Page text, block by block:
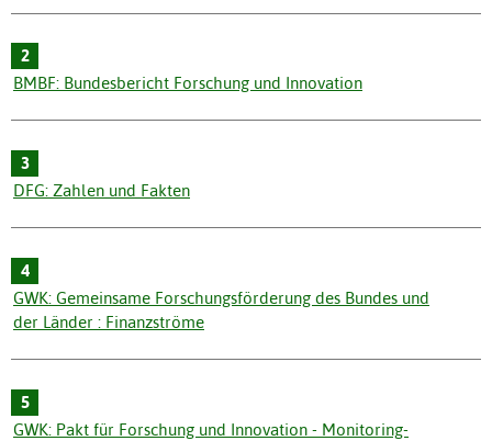
2
BMBF: Bundesbericht Forschung und Innovation
3
DFG: Zahlen und Fakten
4
GWK: Gemeinsame Forschungsförderung des Bundes und
der Länder : Finanzströme
5
GWK: Pakt für Forschung und Innovation - Monitoring-